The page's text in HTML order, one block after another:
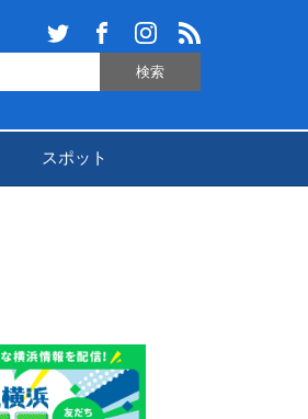
スポット